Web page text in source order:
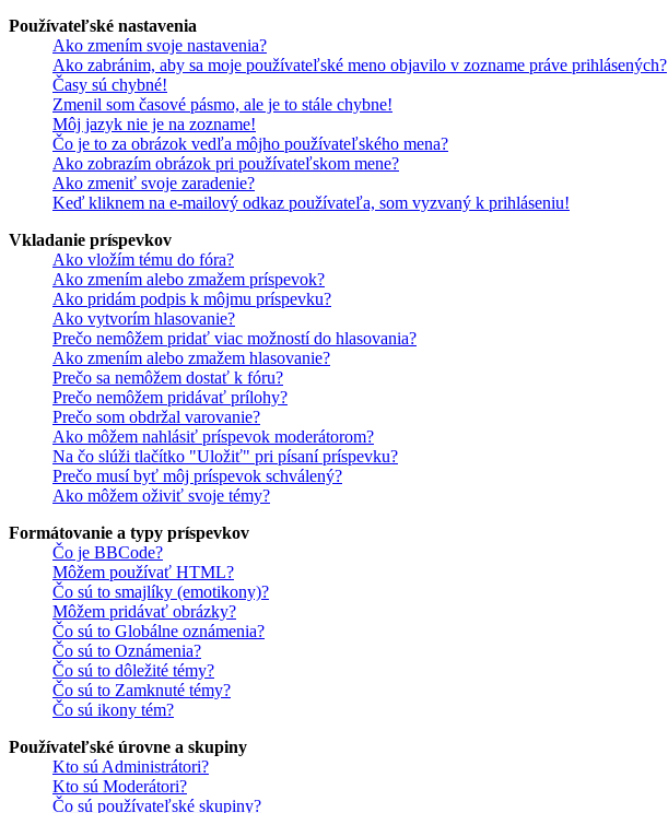
Používateľské nastavenia
Ako zmením svoje nastavenia?
Ako zabránim, aby sa moje používateľské meno objavilo v zozname práve prihlásených?
Časy sú chybné!
Zmenil som časové pásmo, ale je to stále chybne!
Môj jazyk nie je na zozname!
Čo je to za obrázok vedľa môjho používateľského mena?
Ako zobrazím obrázok pri používateľskom mene?
Ako zmeniť svoje zaradenie?
Keď kliknem na e-mailový odkaz používateľa, som vyzvaný k prihláseniu!
Vkladanie príspevkov
Ako vložím tému do fóra?
Ako zmením alebo zmažem príspevok?
Ako pridám podpis k môjmu príspevku?
Ako vytvorím hlasovanie?
Prečo nemôžem pridať viac možností do hlasovania?
Ako zmením alebo zmažem hlasovanie?
Prečo sa nemôžem dostať k fóru?
Prečo nemôžem pridávať prílohy?
Prečo som obdržal varovanie?
Ako môžem nahlásiť príspevok moderátorom?
Na čo slúži tlačítko "Uložiť" pri písaní príspevku?
Prečo musí byť môj príspevok schválený?
Ako môžem oživiť svoje témy?
Formátovanie a typy príspevkov
Čo je BBCode?
Môžem používať HTML?
Čo sú to smajlíky (emotikony)?
Môžem pridávať obrázky?
Čo sú to Globálne oznámenia?
Čo sú to Oznámenia?
Čo sú to dôležité témy?
Čo sú to Zamknuté témy?
Čo sú ikony tém?
Používateľské úrovne a skupiny
Kto sú Administrátori?
Kto sú Moderátori?
Čo sú používateľské skupiny?